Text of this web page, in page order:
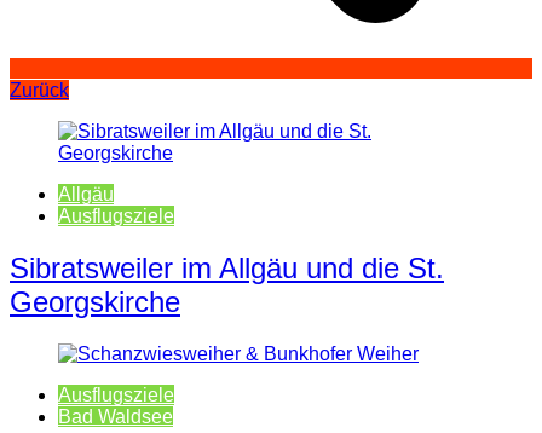
Zurück
Allgäu
Ausflugsziele
Sibratsweiler im Allgäu und die St.
Georgskirche
Ausflugsziele
Bad Waldsee